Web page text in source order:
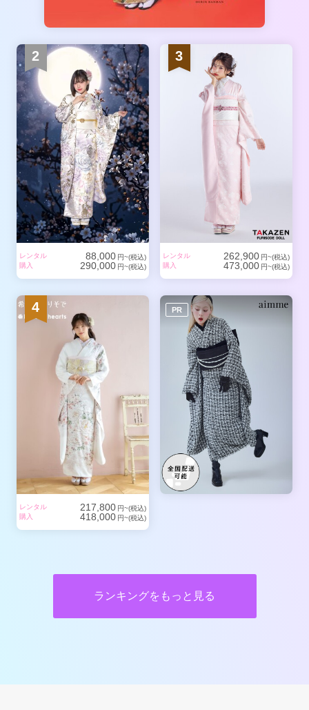
2
レンタル 88,000 円~(税込)
購入
290,000 円~(税込)
3
レンタル 262,900 円~(税込)
購入
473,000 円~(税込)
4
レンタル 217,800 円~(税込)
購入
418,000 円~(税込)
PR
ランキングをもっと見る